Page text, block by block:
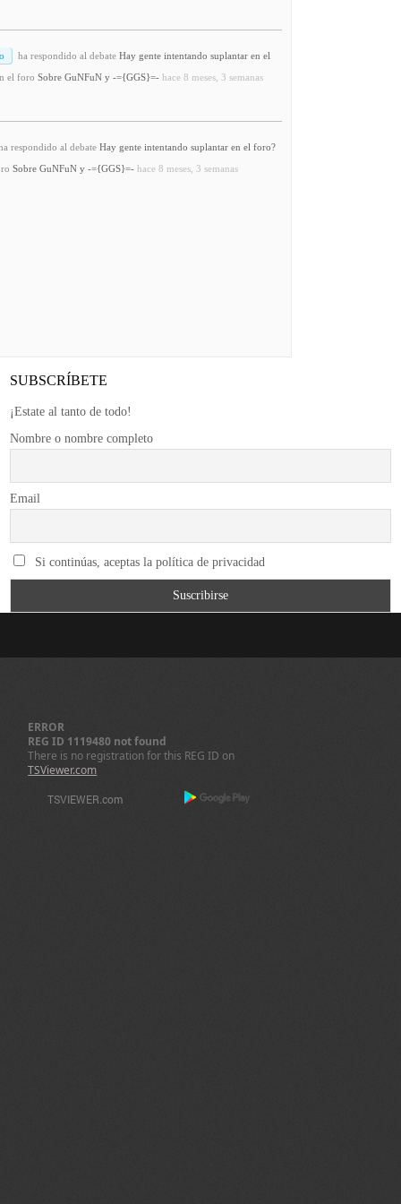
ha respondido al debate Hay gente intentando suplantar en el
el foro Sobre GuNFuN y -={GGS}=- hace 8 meses, 3 semanas
respondido al debate Hay gente intentando suplantar en el foro?
Sobre GuNFuN y -={GGS}=- hace 8 meses, 3 semanas
SUBSCRÍBETE
¡Estate al tanto de todo!
Nombre o nombre completo
Email
Si continúas, aceptas la política de privacidad
ERROR
REG ID 1119480 not found
There is no registration for this REG ID on
TSViewer.com